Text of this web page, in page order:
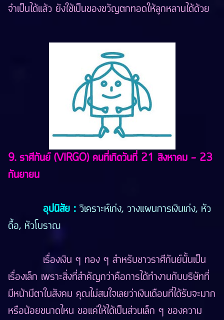
จำเป็นได้แล้ว ยังใช้เป็นของขวัญตกทอดให้ลูกหลานได้ด้วย
9. ราศีกันย์ (VIRGO) คนที่เกิดวันที่ 21 สิงหาคม - 23
กันยายน
อุปนิสัย : วิเคราะห์เก่ง, วางแผนการเงินเก่ง, หัว
ดื้อ, หัวโบราณ
เรื่องเงิน ๆ ทอง ๆ สำหรับชาวราศีกันย์นั้นเป็น
เรื่องเล็ก เพราะสิ่งที่สำคัญกว่าคือการได้ทำงานกับบริษัทที่
มีหน้ามีตาในสังคม คุณไม่สนใจเลยว่าเงินเดือนที่ได้รับจะมาก
หรือน้อยขนาดไหน ขอแค่ให้ได้เป็นส่วนเล็ก ๆ ของความ